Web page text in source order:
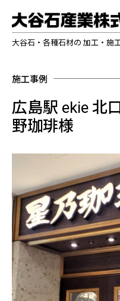
大谷石・各種石材の 加工・施
施工事例
広島駅 ekie 北
野珈琲様